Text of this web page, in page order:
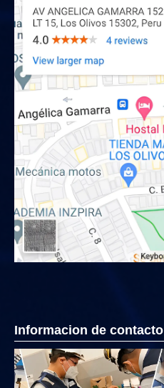
Informacion de contacto